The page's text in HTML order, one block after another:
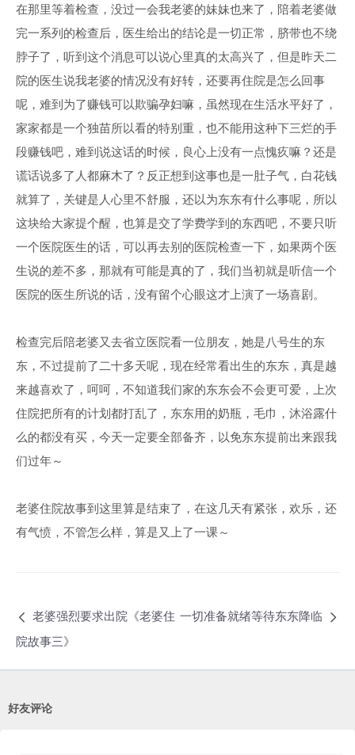
在那里等着检查，没过一会我老婆的妹妹也来了，陪着老婆做
完一系列的检查后，医生给出的结论是一切正常，脐带也不绕
脖子了，听到这个消息可以说心里真的太高兴了，但是昨天二
院的医生说我老婆的情况没有好转，还要再住院是怎么回事
呢，难到为了赚钱可以欺骗孕妇嘛，虽然现在生活水平好了，
家家都是一个独苗所以看的特别重，也不能用这种下三烂的手
段赚钱吧，难到说这话的时候，良心上没有一点愧疚嘛？还是
谎话说多了人都麻木了？反正想到这事也是一肚子气，白花钱
就算了，关键是人心里不舒服，还以为东东有什么事呢，所以
这块给大家提个醒，也算是交了学费学到的东西吧，不要只听
一个医院医生的话，可以再去别的医院检查一下，如果两个医
生说的差不多，那就有可能是真的了，我们当初就是听信一个
医院的医生所说的话，没有留个心眼这才上演了一场喜剧。
检查完后陪老婆又去省立医院看一位朋友，她是八号生的东
东，不过提前了二十多天呢，现在经常看出生的东东，真是越
来越喜欢了，呵呵，不知道我们家的东东会不会更可爱，上次
住院把所有的计划都打乱了，东东用的奶瓶，毛巾，沐浴露什
么的都没有买，今天一定要全部备齐，以免东东提前出来跟我
们过年～
老婆住院故事到这里算是结束了，在这几天有紧张，欢乐，还
有气愤，不管怎么样，算是又上了一课～
老婆强烈要求出院《老婆住
院故事三》
一切准备就绪等待东东降临
好友评论